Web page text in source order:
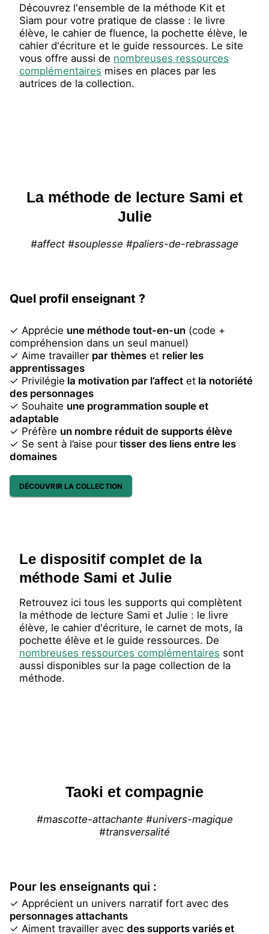
Découvrez l'ensemble de la méthode Kit et
Siam pour votre pratique de classe : le livre
élève, le cahier de fluence, la pochette élève, le
cahier d'écriture et le guide ressources. Le site
vous offre aussi de nombreuses ressources
complémentaires mises en places par les
autrices de la collection.
La méthode de lecture Sami et
Julie
#affect #souplesse #paliers-de-rebrassage
Quel profil enseignant ?
✓ Apprécie une méthode tout-en-un (code +
compréhension dans un seul manuel)
✓ Aime travailler par thèmes et relier les
apprentissages
✓ Privilégie la motivation par l’affect et la notoriété
des personnages
✓ Souhaite une programmation souple et
adaptable
✓ Préfère un nombre réduit de supports élève
✓ Se sent à l’aise pour tisser des liens entre les
domaines
DÉCOUVRIR LA COLLECTION
Le dispositif complet de la
méthode Sami et Julie
Retrouvez ici tous les supports qui complètent
la méthode de lecture Sami et Julie : le livre
élève, le cahier d'écriture, le carnet de mots, la
pochette élève et le guide ressources. De
nombreuses ressources complémentaires sont
aussi disponibles sur la page collection de la
méthode.
Taoki et compagnie
#mascotte-attachante #univers-magique
#transversalité
Pour les enseignants qui :
✓ Apprécient un univers narratif fort avec des
personnages attachants
✓ Aiment travailler avec des supports variés et